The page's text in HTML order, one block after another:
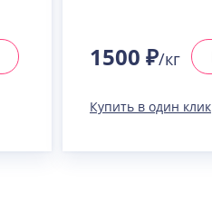
1500 ₽/кг
Купить в один клик